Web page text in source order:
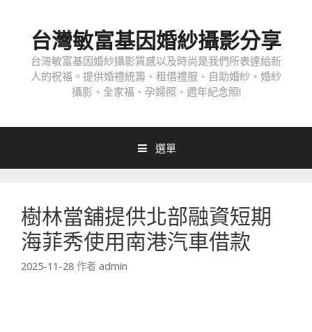
台灣敏富基因婚紗攝影分享
台灣敏富基因婚紗攝影質感以及時尚是我們所表達給新
人的祝福。提供婚禮統籌、租借禮服、自助婚紗、婚紗
攝影、全家福、孕婦照、週年紀念照!
選單
樹林當舖提供北部融資短期
海菲秀使用南港汽車借款
2025-11-28 作者 admin